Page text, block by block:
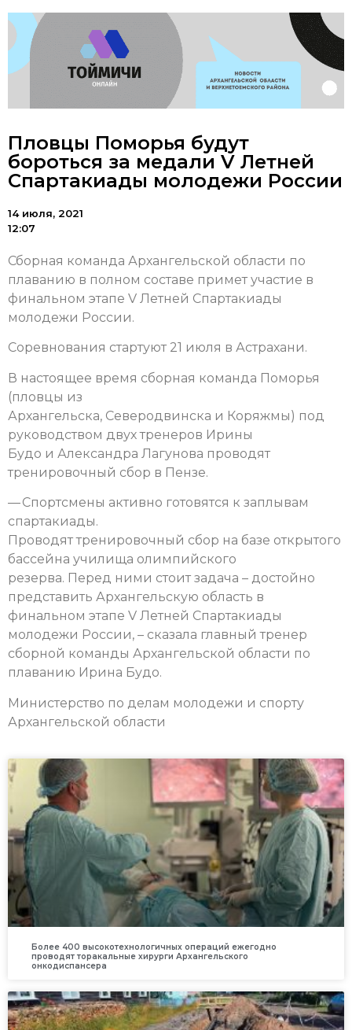
Пловцы Поморья будут
бороться за медали V Летней
Спартакиады молодежи России
14 июля, 2021
12:07
Сборная команда Архангельской области по
плаванию в полном составе примет участие в
финальном этапе V Летней Спартакиады
молодежи России.
Соревнования стартуют 21 июля в Астрахани.
В настоящее время сборная команда Поморья
(пловцы из
Архангельска, Северодвинска и Коряжмы) под
руководством двух тренеров Ирины
Будо и Александра Лагунова проводят
тренировочный сбор в Пензе.
— Спортсмены активно готовятся к заплывам
спартакиады.
Проводят тренировочный сбор на базе открытого
бассейна училища олимпийского
резерва. Перед ними стоит задача – достойно
представить Архангельскую область в
финальном этапе V Летней Спартакиады
молодежи России, – сказала главный тренер
сборной команды Архангельской области по
плаванию Ирина Будо.
Министерство по делам молодежи и спорту
Архангельской области
Более 400 высокотехнологичных операций ежегодно
проводят торакальные хирурги Архангельского
онкодиспансера